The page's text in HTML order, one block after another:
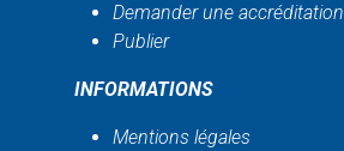
Demander une accréditation
Publier
INFORMATIONS
Mentions légales